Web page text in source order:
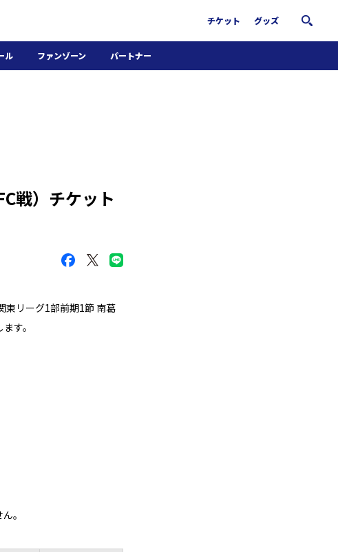
チケット グッズ
ル ファンゾーン パートナー
戦）チケット
東リーグ1部前期1節 南葛
す。
。